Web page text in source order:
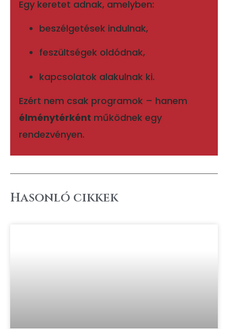
Egy keretet adnak, amelyben:
beszélgetések indulnak,
feszültségek oldódnak,
kapcsolatok alakulnak ki.
Ezért nem csak programok – hanem
élménytérként működnek egy
rendezvényen.
Hasonló cikkek